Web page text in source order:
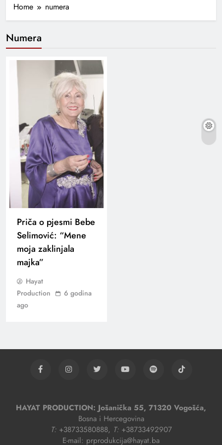
Home numera
Numera
Priča o pjesmi Bebe
Selimović: “Mene
moja zaklinjala
majka”
Hayat
Production
6 godina
ago
HAYAT PRODUCTION: Jošanička 55, 71320 Vogošća,
Bosna i Hercegovina
T:+38733580888, T:+38733492907
E-mail: prprodukcija@hayat.ba